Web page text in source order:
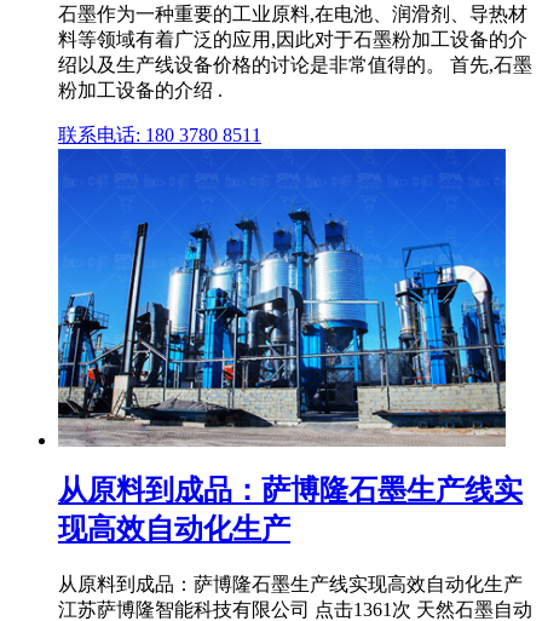
石墨作为一种重要的工业原料,在电池、润滑剂、导热材
料等领域有着广泛的应用,因此对于石墨粉加工设备的介
绍以及生产线设备价格的讨论是非常值得的。 首先,石墨
粉加工设备的介绍 .
联系电话: 180 3780 8511
从原料到成品：萨博隆石墨生产线实
现高效自动化生产
从原料到成品：萨博隆石墨生产线实现高效自动化生产
江苏萨博隆智能科技有限公司 点击1361次 天然石墨自动